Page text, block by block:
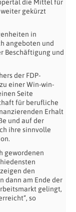
die Mittel für
gekürzt
in
angeboten und
Beschäftigung und
der FDP-
einer Win-win-
Seite
für berufliche
Erhalt
und auf der
ihre sinnvolle
gewordenen
den
dann am Ende der
gelingt,
so